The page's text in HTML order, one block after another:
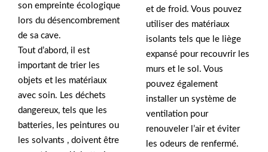
son empreinte écologique
lors du désencombrement
de sa cave.
Tout d’abord, il est
important de trier les
objets et les matériaux
avec soin. Les déchets
dangereux, tels que les
batteries, les peintures ou
les solvants , doivent être
et de froid. Vous pouvez
utiliser des matériaux
isolants tels que le liège
expansé pour recouvrir les
murs et le sol. Vous
pouvez également
installer un système de
ventilation pour
renouveler l’air et éviter
les odeurs de renfermé.